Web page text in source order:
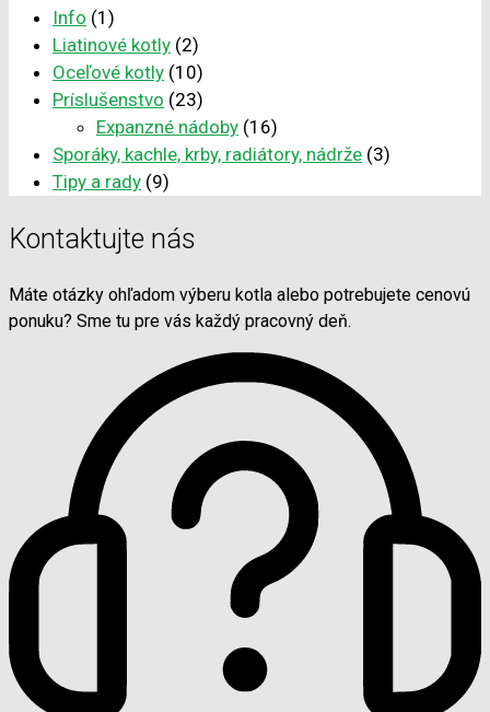
Info (1)
Liatinové kotly (2)
Oceľové kotly (10)
Príslušenstvo (23)
Expanzné nádoby (16)
Sporáky, kachle, krby, radiátory, nádrže (3)
Tipy a rady (9)
Kontaktujte nás
Máte otázky ohľadom výberu kotla alebo potrebujete cenovú
ponuku? Sme tu pre vás každý pracovný deň.